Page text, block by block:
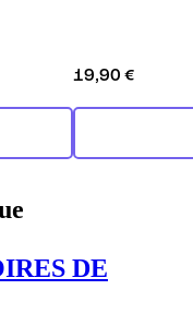
19,90 €
DE